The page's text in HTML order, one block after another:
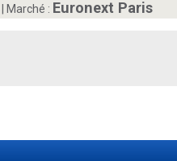
Marché : Euronext Paris